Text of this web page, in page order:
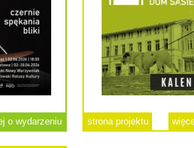
o wydarzeniu strona projektu